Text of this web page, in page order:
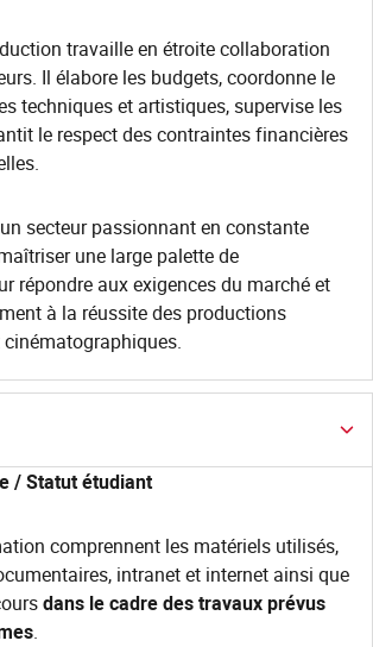
travaille en étroite collaboration
Il élabore les budgets, coordonne le
techniques et artistiques, supervise les
le respect des contraintes financières
secteur passionnant en constante
une large palette de
répondre aux exigences du marché et
à la réussite des productions
/ Statut étudiant
comprennent les matériels utilisés,
intranet et internet ainsi que
dans le cadre des travaux prévus
.